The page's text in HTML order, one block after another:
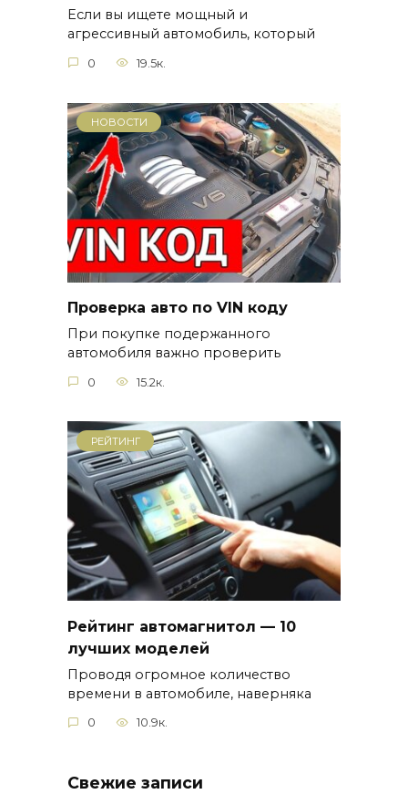
Если вы ищете мощный и
агрессивный автомобиль, который
0 19.5к.
НОВОСТИ
Проверка авто по VIN коду
При покупке подержанного
автомобиля важно проверить
0 15.2к.
РЕЙТИНГ
Рейтинг автомагнитол — 10
лучших моделей
Проводя огромное количество
времени в автомобиле, наверняка
0 10.9к.
Свежие записи